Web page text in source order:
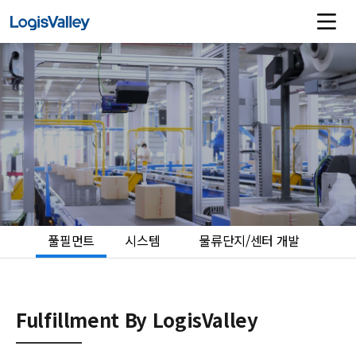
풀필먼트 시스템 물류단지/센터 개발
Fulfillment By LogisValley